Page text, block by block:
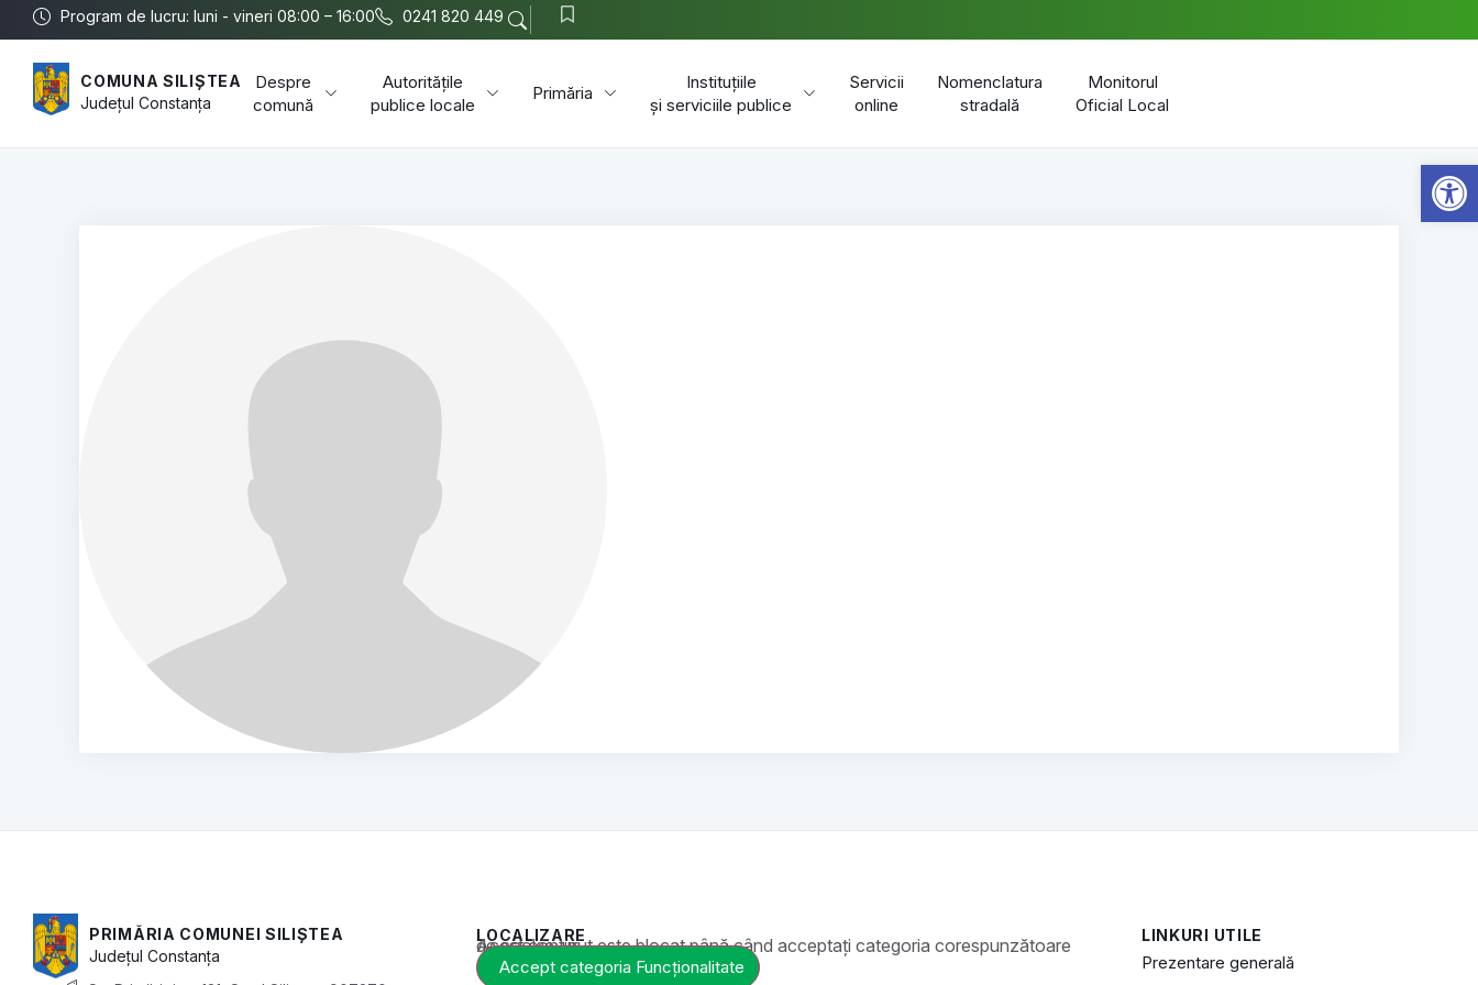
Program de lucru: luni - vineri 08:00 – 16:00 0241 820 449
COMUNA SILIȘTEA
JudețulConstanța
Despre
comună
Autoritățile
publice locale
Primăria
Instituțiile
și serviciile publice
Servicii
online
Nomenclatura
stradală
Monitorul
Oficial Local
PRIMĂRIA COMUNEI SILIȘTEA
JudețulConstanța
LOCALIZARE
Acest conținut este blocat până când acceptați categoria corespunzătoare de cookie-uri.
Accept categoria Funcționalitate
LINKURI UTILE
Prezentare generală